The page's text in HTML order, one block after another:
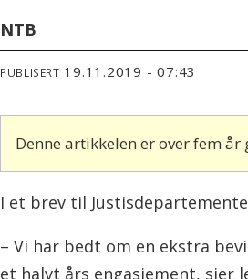
NTB
PUBLISERT 19.11.2019 - 07:43
Denne artikkelen er over fem
I et brev til
– Vi har bedt om en ekstra
et halvt års engasjement, sier